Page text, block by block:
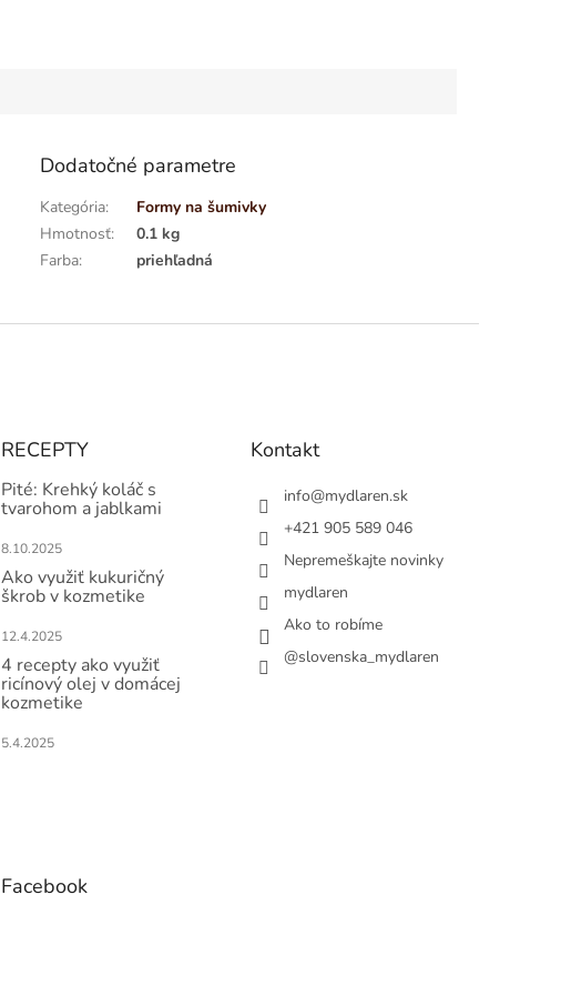
Dodatočné parametre
Kategória:
Formy na šumivky
Hmotnosť:
0.1 kg
Farba: priehľadná
RECEPTY
Pité: Krehký koláč s
tvarohom a jablkami
8.10.2025
Ako využiť kukuričný
škrob v kozmetike
12.4.2025
4 recepty ako využiť
ricínový olej v domácej
kozmetike
5.4.2025
Kontakt
info@mydlaren.sk
+421 905 589 046
Nepremeškajte novinky
mydlaren
Ako to robíme
@slovenska_mydlaren
Facebook